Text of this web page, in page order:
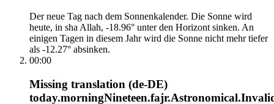
Der neue Tag nach dem Sonnenkalender. Die Sonne wird
heute, in sha Allah, -18.96° unter den Horizont sinken. An
einigen Tagen in diesem Jahr wird die Sonne nicht mehr tiefer
als -12.27° absinken.
00:00
Missing translation (de-DE)